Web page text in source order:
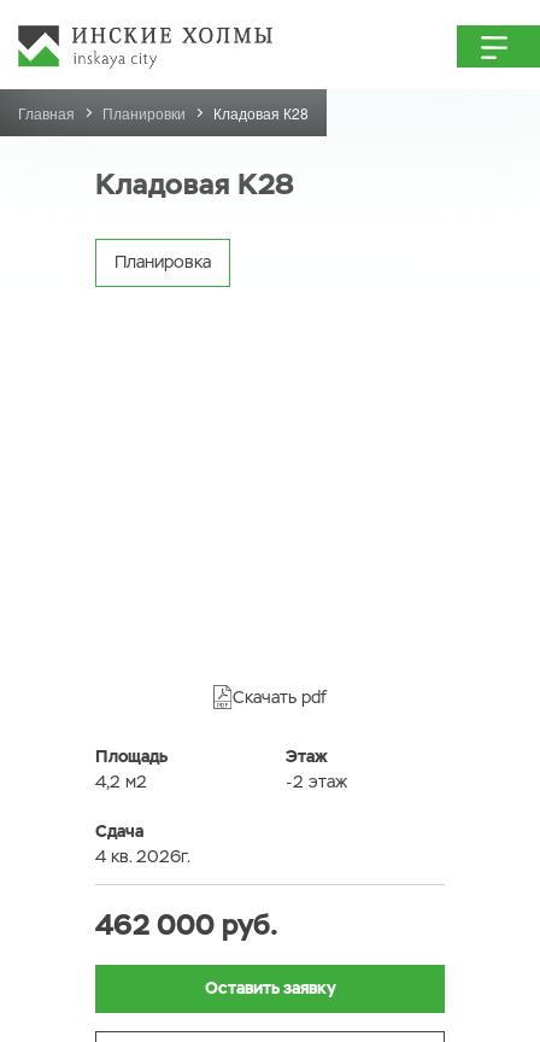
Главная Планировки Кладовая К28
Кладовая К28
Планировка
Скачать pdf
Площадь
4,2 м2
Этаж
-2 этаж
Сдача
4 кв. 2026г.
462 000 руб.
Оставить заявку